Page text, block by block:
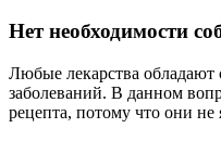
Нет необходимости
Любые лекарства обладают
заболеваний. В данном
рецепта, потому что они не